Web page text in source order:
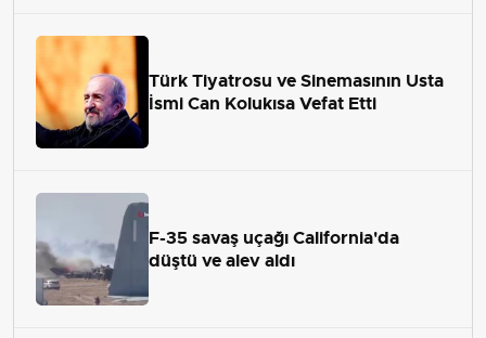
Türk Tiyatrosu ve Sinemasının Usta
İsmi Can Kolukısa Vefat Etti
F-35 savaş uçağı California'da
düştü ve alev aldı